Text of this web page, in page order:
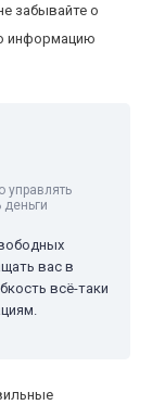
забывайте о
информацию
управлять
вас в
всё-таки